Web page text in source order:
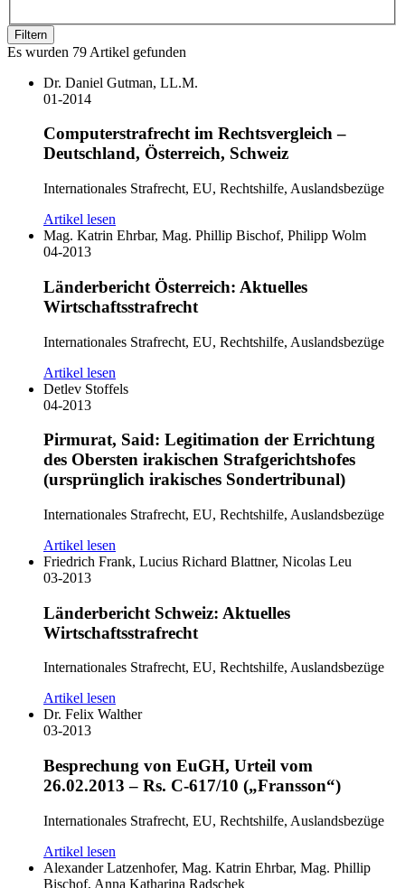
Filtern
Es wurden 79 Artikel gefunden
Dr. Daniel Gutman, LL.M.
01-2014
Computerstrafrecht im Rechtsvergleich –
Deutschland, Österreich, Schweiz
Internationales Strafrecht, EU, Rechtshilfe, Auslandsbezüge
Artikel lesen
Mag. Katrin Ehrbar, Mag. Phillip Bischof, Philipp Wolm
04-2013
Länderbericht Österreich: Aktuelles
Wirtschaftsstrafrecht
Internationales Strafrecht, EU, Rechtshilfe, Auslandsbezüge
Artikel lesen
Detlev Stoffels
04-2013
Pirmurat, Said: Legitimation der Errichtung
des Obersten irakischen Strafgerichtshofes
(ursprünglich irakisches Sondertribunal)
Internationales Strafrecht, EU, Rechtshilfe, Auslandsbezüge
Artikel lesen
Friedrich Frank, Lucius Richard Blattner, Nicolas Leu
03-2013
Länderbericht Schweiz: Aktuelles
Wirtschaftsstrafrecht
Internationales Strafrecht, EU, Rechtshilfe, Auslandsbezüge
Artikel lesen
Dr. Felix Walther
03-2013
Besprechung von EuGH, Urteil vom
26.02.2013 – Rs. C-617/10 („Fransson“)
Internationales Strafrecht, EU, Rechtshilfe, Auslandsbezüge
Artikel lesen
Alexander Latzenhofer, Mag. Katrin Ehrbar, Mag. Phillip
Bischof, Anna Katharina Radschek